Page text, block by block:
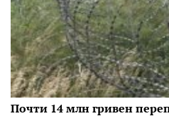
Почти 14 млн гривен